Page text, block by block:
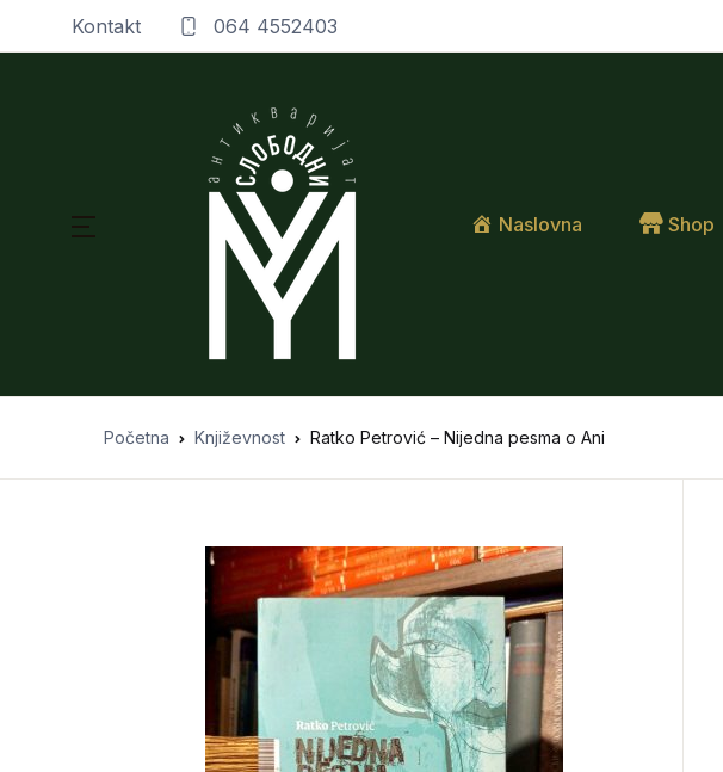
Kontakt 064 4552403
Naslovna Shop
Početna Književnost Ratko Petrović – Nijedna pesma o Ani